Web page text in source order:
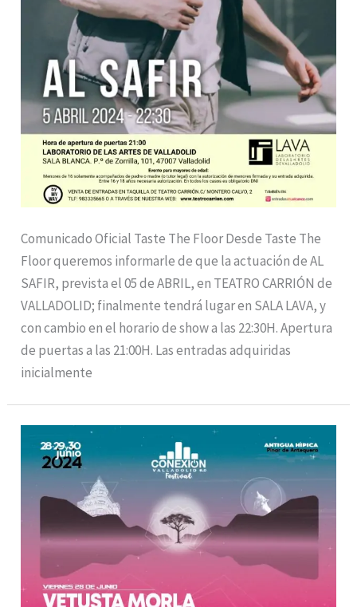
Comunicado Oficial Taste The Floor Desde Taste The
Floor queremos informarle de que la actuación de AL
SAFIR, prevista el 05 de ABRIL, en TEATRO CARRIÓN de
VALLADOLID; finalmente tendrá lugar en SALA LAVA, y
con cambio en el horario de show a las 22:30H. Apertura
de puertas a las 21:00H. Las entradas adquiridas
inicialmente